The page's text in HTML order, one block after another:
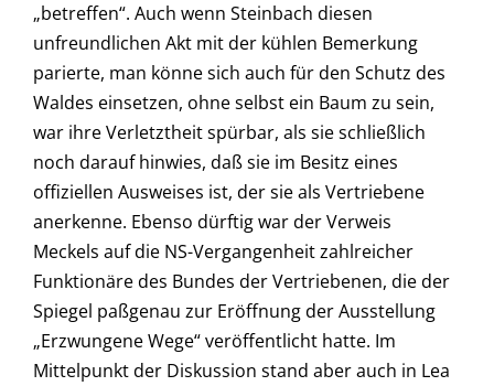
„betreffen“. Auch wenn Steinbach diesen
unfreundlichen Akt mit der kühlen Bemerkung
parierte, man könne sich auch für den Schutz des
Waldes einsetzen, ohne selbst ein Baum zu sein,
war ihre Verletztheit spürbar, als sie schließlich
noch darauf hinwies, daß sie im Besitz eines
offiziellen Ausweises ist, der sie als Vertriebene
anerkenne. Ebenso dürftig war der Verweis
Meckels auf die NS-Vergangenheit zahlreicher
Funktionäre des Bundes der Vertriebenen, die der
Spiegel paßgenau zur Eröffnung der Ausstellung
„Erzwungene Wege“ veröffentlicht hatte. Im
Mittelpunkt der Diskussion stand aber auch in Lea